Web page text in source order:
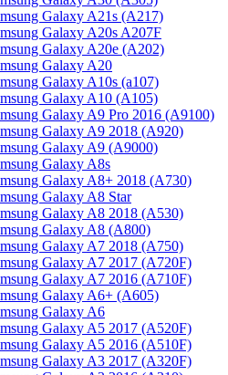
Galaxy A21s (A217)
Galaxy A20s A207F
Galaxy A20e (A202)
Galaxy A20
Galaxy A10s (a107)
Galaxy A10 (A105)
Galaxy A9 Pro 2016 (A9100)
Galaxy A9 2018 (A920)
Galaxy A9 (A9000)
Galaxy A8s
Galaxy A8+ 2018 (A730)
Galaxy A8 Star
Galaxy A8 2018 (A530)
Galaxy A8 (A800)
Galaxy A7 2018 (A750)
Galaxy A7 2017 (A720F)
Galaxy A7 2016 (A710F)
Galaxy A6+ (A605)
Galaxy A6
Galaxy A5 2017 (A520F)
Galaxy A5 2016 (A510F)
Galaxy A3 2017 (A320F)